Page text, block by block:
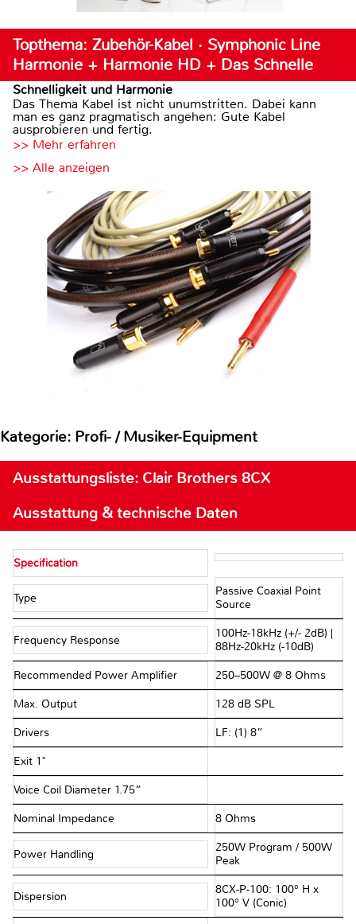
Topthema: Zubehör-Kabel · Symphonic Line
Harmonie + Harmonie HD + Das Schnelle
Schnelligkeit und Harmonie
Das Thema Kabel ist nicht unumstritten. Dabei kann
man es ganz pragmatisch angehen: Gute Kabel
ausprobieren und fertig.
>> Mehr erfahren
>> Alle anzeigen
Kategorie: Profi- / Musiker-Equipment
Ausstattungsliste: Clair Brothers 8CX
Ausstattung & technische Daten
Specification
Type
Passive Coaxial Point
Source
Frequency Response
100Hz-18kHz (+/- 2dB) |
88Hz-20kHz (-10dB)
Recommended Power Amplifier 250–500W @ 8 Ohms
Max. Output 128 dB SPL
Drivers LF: (1) 8”
Exit 1"
Voice Coil Diameter 1.75”
Nominal Impedance 8 Ohms
Power Handling
250W Program / 500W
Peak
Dispersion
8CX-P-100: 100° H x
100° V (Conic)